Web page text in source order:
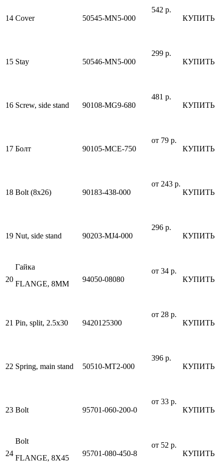
14 Cover 50545-MN5-000
542 р.
КУПИТЬ
15 Stay 50546-MN5-000
299 р.
КУПИТЬ
16 Screw, side stand 90108-MG9-680
481 р.
КУПИТЬ
17 Болт 90105-MCE-750
от 79 р.
КУПИТЬ
18 Bolt (8x26) 90183-438-000
от 243 р.
КУПИТЬ
19 Nut, side stand 90203-MJ4-000
296 р.
КУПИТЬ
20
Гайка
FLANGE, 8MM
94050-08080
от 34 р.
КУПИТЬ
21 Pin, split, 2.5x30 9420125300
от 28 р.
КУПИТЬ
22 Spring, main stand 50510-MT2-000
396 р.
КУПИТЬ
23 Bolt 95701-060-200-0
от 33 р.
КУПИТЬ
24
Bolt
FLANGE, 8X45
95701-080-450-8
от 52 р.
КУПИТЬ